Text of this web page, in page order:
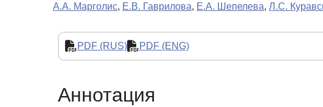
А.А. Марголис, Е.В. Гаврилова, Е.А. Шепелева, Л.С.
PDF (RUS) PDF (ENG)
Аннотация